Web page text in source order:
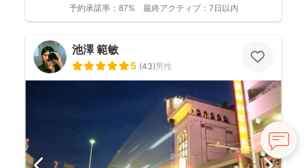
予約承諾率： 87% 最終アクティブ： 7日以内
池澤 範敏
5 (43)男性